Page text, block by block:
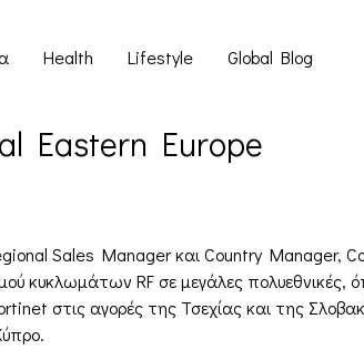
Health Lifestyle Global Blog
Eastern Europe
Sales Manager και Country Manager,
κυκλωμάτων RF σε μεγάλες πολυεθνικές,
στις αγορές της Τσεχίας και της